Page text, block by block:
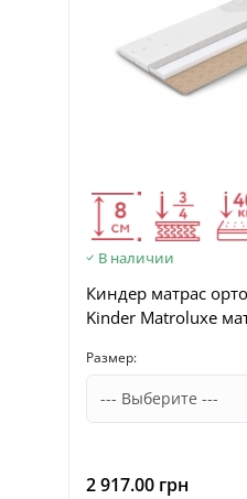
В наличии
Киндер матрас
Kinder Matroluxe
Размер:
2 917.00 грн